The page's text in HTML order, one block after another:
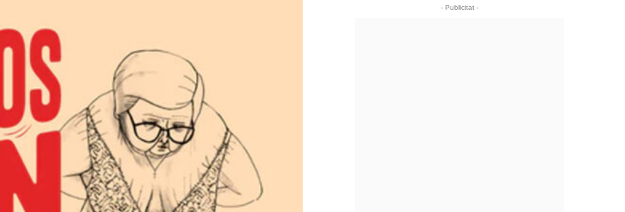
- Publicitat -